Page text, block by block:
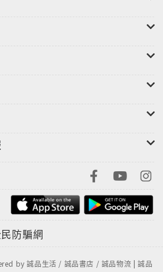
的零錢交給你。
文的禮貌。
發現，日本有一大批黑膠唱片的
了年紀的人，店裡大半都還是學
防騙網
by 誠品生活 / 誠品書店 / 誠品物流 | 誠品